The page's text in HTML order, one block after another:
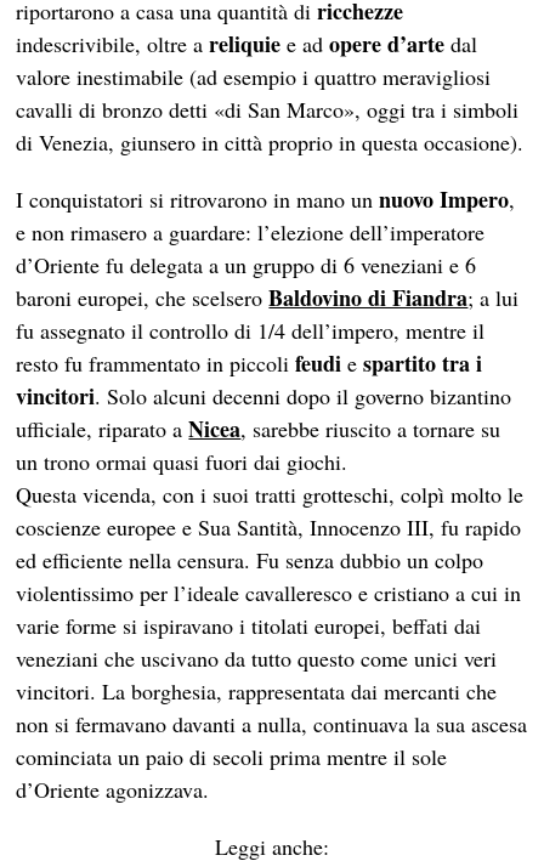
riportarono a casa una quantità diricchezze
indescrivibile, oltre areliquie e adopere d’arte dal
valore inestimabile (ad esempio i quattro meravigliosi
cavalli di bronzo detti «di San Marco», oggi tra i simboli
di Venezia, giunsero in città proprio in questa occasione).
I conquistatori si ritrovarono in mano unnuovo Impero,
e non rimasero a guardare: l’elezione dell’imperatore
d’Oriente fu delegata a un gruppo di 6 veneziani e 6
baroni europei, che scelseroBaldovino di Fiandra; a lui
fu assegnato il controllo di 1/4 dell’impero, mentre il
resto fu frammentato in piccolifeudi espartito tra i
vincitori. Solo alcuni decenni dopo il governo bizantino
ufficiale, riparato aNicea, sarebbe riuscito a tornare su
un trono ormai quasi fuori dai giochi.
Questa vicenda, con i suoi tratti grotteschi, colpì molto le
coscienze europee e Sua Santità, Innocenzo III, fu rapido
ed efficiente nella censura. Fu senza dubbio un colpo
violentissimo per l’ideale cavalleresco e cristiano a cui in
varie forme si ispiravano i titolati europei, beffati dai
veneziani che uscivano da tutto questo come unici veri
vincitori. La borghesia, rappresentata dai mercanti che
non si fermavano davanti a nulla, continuava la sua ascesa
cominciata un paio di secoli prima mentre il sole
d’Oriente agonizzava.
Leggi anche: